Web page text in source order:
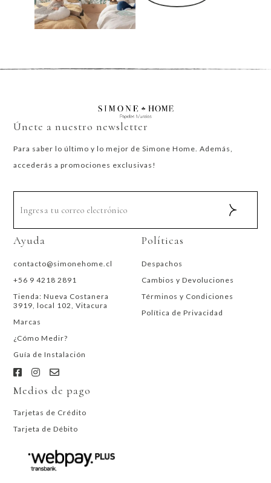
Únete a nuestro newsletter
Para saber lo último y lo mejor de Simone Home. Además,
accederás a promociones exclusivas!
Ayuda
contacto@simonehome.cl
+56 9 4218 2891
Tienda: Nueva Costanera
3919, local 102, Vitacura
Marcas
¿Cómo Medir?
Guía de Instalación
Políticas
Despachos
Cambios y Devoluciones
Términos y Condiciones
Política de Privacidad
Medios de pago
Tarjetas de Crédito
Tarjeta de Débito